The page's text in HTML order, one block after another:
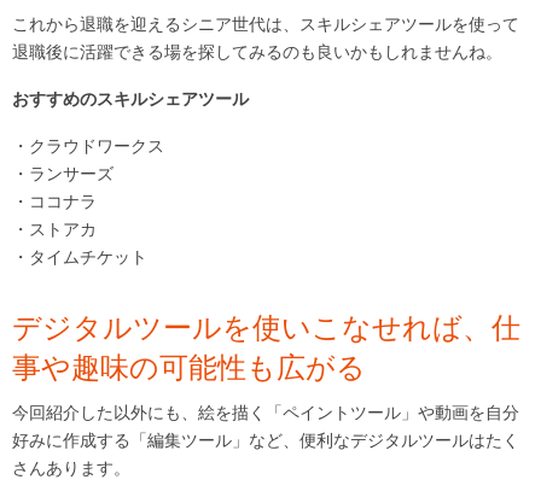
これから退職を迎えるシニア世代は、スキルシェアツールを使って
退職後に活躍できる場を探してみるのも良いかもしれませんね。
おすすめのスキルシェアツール
・クラウドワークス
・ランサーズ
・ココナラ
・ストアカ
・タイムチケット
デジタルツールを使いこなせれば、仕
事や趣味の可能性も広がる
今回紹介した以外にも、絵を描く「ペイントツール」や動画を自分
好みに作成する「編集ツール」など、便利なデジタルツールはたく
さんあります。